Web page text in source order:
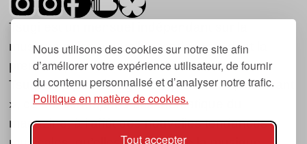
Nous utilisons des cookies sur notre site afin
d’améliorer votre expérience utilisateur, de fournir
du contenu personnalisé et d’analyser notre trafic.
Politique en matière de cookies.
Tout accepter
Tsugi est un mensuel indépendant sur la
musique et les nouvelles tendances, dont la
première parution date de 2007.
Tsugi en japonais signifie « prochain », « suivant
», ce qui correspond à la thématique du
magazine, à l’affût des nouvelles tendances